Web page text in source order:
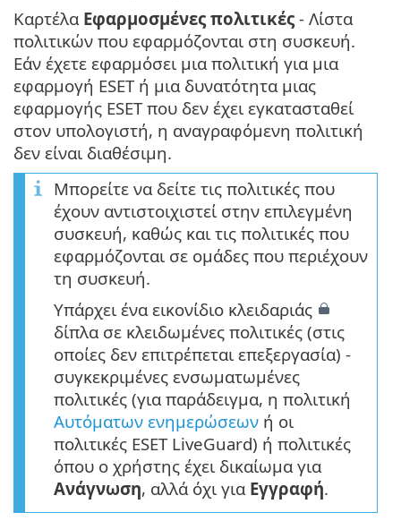
Καρτέλα Εφαρμοσμένες πολιτικές - Λίστα
πολιτικών που εφαρμόζονται στη συσκευή.
Εάν έχετε εφαρμόσει μια πολιτική για μια
εφαρμογή ESET ή μια δυνατότητα μιας
εφαρμογής ESET που δεν έχει εγκατασταθεί
στον υπολογιστή, η αναγραφόμενη πολιτική
δεν είναι διαθέσιμη.
Μπορείτε να δείτε τις πολιτικές που
έχουν αντιστοιχιστεί στην επιλεγμένη
συσκευή, καθώς και τις πολιτικές που
εφαρμόζονται σε ομάδες που περιέχουν
τη συσκευή.
Υπάρχει ένα εικονίδιο κλειδαριάς
δίπλα σε κλειδωμένες πολιτικές (στις
οποίες δεν επιτρέπεται επεξεργασία) -
συγκεκριμένες ενσωματωμένες
πολιτικές (για παράδειγμα, η πολιτική
Αυτόματων ενημερώσεων ή οι
πολιτικές ESET LiveGuard) ή πολιτικές
όπου ο χρήστης έχει δικαίωμα για
Ανάγνωση, αλλά όχι για Εγγραφή.